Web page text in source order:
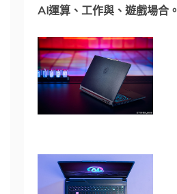
AI運算、工作與、遊戲場合。